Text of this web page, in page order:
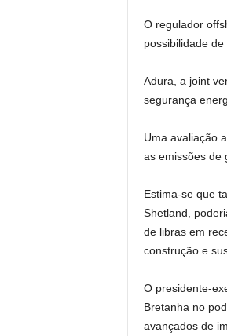
O regulador
possibilidade
Adura, a joint
segurança
Uma avaliação
as emissões de
Estima-se que
Shetland,
de libras em
construção e
O presidente-
Bretanha no
avançados de